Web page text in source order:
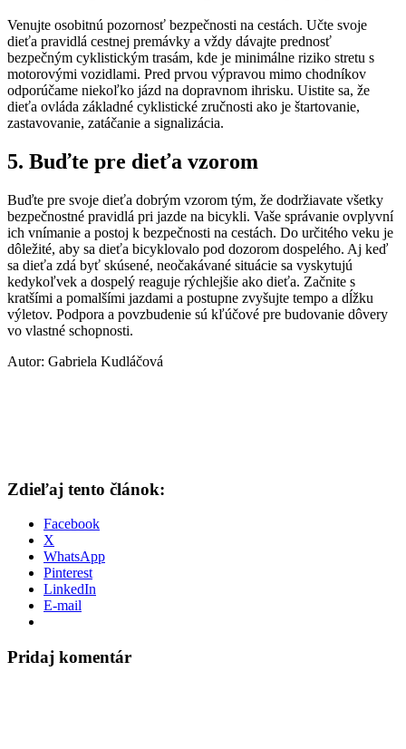
Venujte osobitnú pozornosť bezpečnosti na cestách. Učte svoje
dieťa pravidlá cestnej premávky a vždy dávajte prednosť
bezpečným cyklistickým trasám, kde je minimálne riziko stretu s
motorovými vozidlami. Pred prvou výpravou mimo chodníkov
odporúčame niekoľko jázd na dopravnom ihrisku. Uistite sa, že
dieťa ovláda základné cyklistické zručnosti ako je štartovanie,
zastavovanie, zatáčanie a signalizácia.
5. Buďte pre dieťa vzorom
Buďte pre svoje dieťa dobrým vzorom tým, že dodržiavate všetky
bezpečnostné pravidlá pri jazde na bicykli. Vaše správanie ovplyvní
ich vnímanie a postoj k bezpečnosti na cestách. Do určitého veku je
dôležité, aby sa dieťa bicyklovalo pod dozorom dospelého. Aj keď
sa dieťa zdá byť skúsené, neočakávané situácie sa vyskytujú
kedykoľvek a dospelý reaguje rýchlejšie ako dieťa. Začnite s
kratšími a pomalšími jazdami a postupne zvyšujte tempo a dĺžku
výletov. Podpora a povzbudenie sú kľúčové pre budovanie dôvery
vo vlastné schopnosti.
Autor: Gabriela Kudláčová
Zdieľaj tento článok:
Facebook
X
WhatsApp
Pinterest
LinkedIn
E-mail
Pridaj komentár